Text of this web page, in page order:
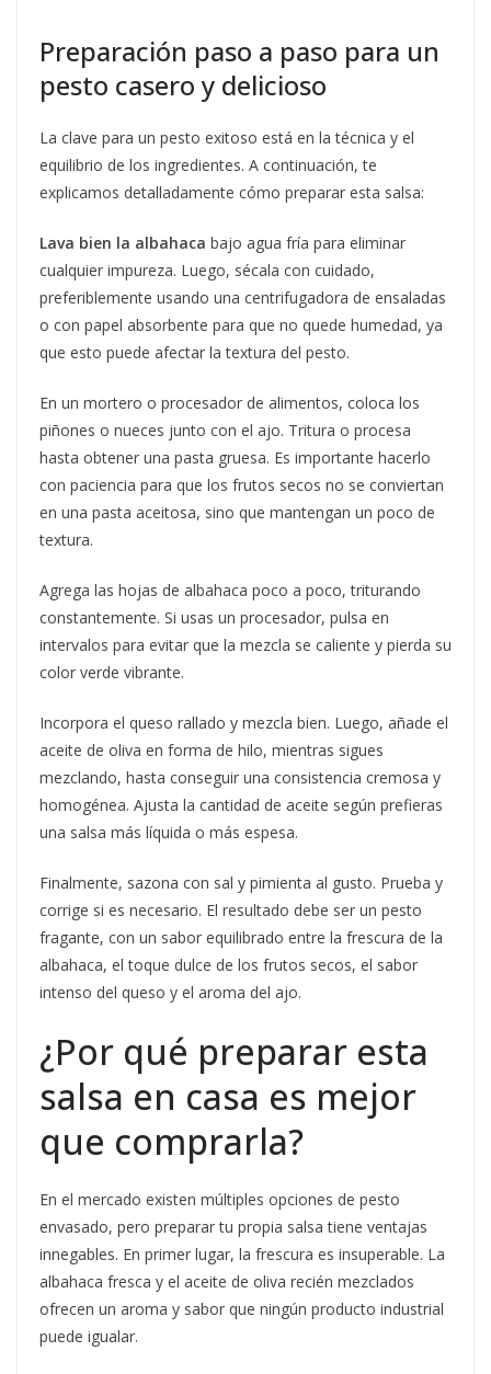
Preparación paso a paso para un
pesto casero y delicioso
La clave para un pesto exitoso está en la técnica y el
equilibrio de los ingredientes. A continuación, te
explicamos detalladamente cómo preparar esta salsa:
Lava bien la albahaca bajo agua fría para eliminar
cualquier impureza. Luego, sécala con cuidado,
preferiblemente usando una centrifugadora de ensaladas
o con papel absorbente para que no quede humedad, ya
que esto puede afectar la textura del pesto.
En un mortero o procesador de alimentos, coloca los
piñones o nueces junto con el ajo. Tritura o procesa
hasta obtener una pasta gruesa. Es importante hacerlo
con paciencia para que los frutos secos no se conviertan
en una pasta aceitosa, sino que mantengan un poco de
textura.
Agrega las hojas de albahaca poco a poco, triturando
constantemente. Si usas un procesador, pulsa en
intervalos para evitar que la mezcla se caliente y pierda su
color verde vibrante.
Incorpora el queso rallado y mezcla bien. Luego, añade el
aceite de oliva en forma de hilo, mientras sigues
mezclando, hasta conseguir una consistencia cremosa y
homogénea. Ajusta la cantidad de aceite según prefieras
una salsa más líquida o más espesa.
Finalmente, sazona con sal y pimienta al gusto. Prueba y
corrige si es necesario. El resultado debe ser un pesto
fragante, con un sabor equilibrado entre la frescura de la
albahaca, el toque dulce de los frutos secos, el sabor
intenso del queso y el aroma del ajo.
¿Por qué preparar esta
salsa en casa es mejor
que comprarla?
En el mercado existen múltiples opciones de pesto
envasado, pero preparar tu propia salsa tiene ventajas
innegables. En primer lugar, la frescura es insuperable. La
albahaca fresca y el aceite de oliva recién mezclados
ofrecen un aroma y sabor que ningún producto industrial
puede igualar.